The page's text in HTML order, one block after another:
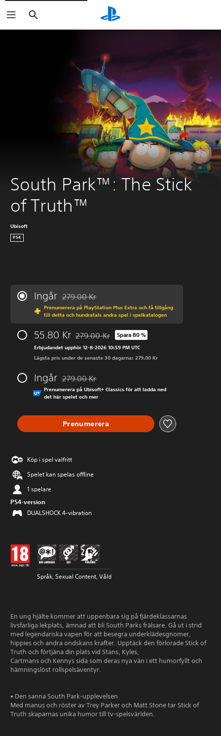
Sök
South Park™: The Stick
of Truth™
Ubisoft
PS4
Ingår Nedsatt från ursprungspriset på 279.00 Kr
279.00 Kr
Prenumerera på PlayStation Plus Extra och få tillgång
till detta och hundratals andra spel i spelkatalogen
55.80 Kr Nedsatt från ursprungspriset på 279.00 Kr
279.00 Kr Spara 80 %
Erbjudandet upphör 12-8-2026 10:59 PM UTC
Lägsta pris under de senaste 30 dagarna: 279.00 Kr
Ingår Nedsatt från ursprungspriset på 279.00 Kr
279.00 Kr
Prenumerera på Ubisoft+ Classics för att ladda ned
det här spelet och mer
Prenumerera
Köp i spel valfritt
Spelet kan spelas offline
1 spelare
PS4-version
DUALSHOCK 4-vibration
Språk, Sexual Content, Våld
En ung hjälte kommer att uppenbara sig på fjärdeklassarnas
livsfarliga lekplats, ämnad att bli South Parks frälsare. Gå ut i strid
med legendariska vapen för att besegra underklädesgnomer,
hippies och andra ondskans krafter. Upptäck den förlorade Stick of
Truth och förtjäna din plats vid Stans, Kyles,
Cartmans och Kennys sida som deras nya vän i ett humorfyllt och
hämningslöst rollspelsäventyr.
• Den sanna South Park-upplevelsen
Med manus och röster av Trey Parker och Matt Stone tar Stick of
Truth skaparnas unika humor till tv-spelsvärlden.